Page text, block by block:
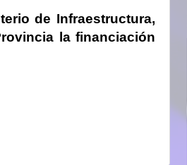
de Infraestructura,
la financiación